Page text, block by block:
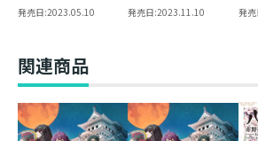
免なので、閻魔大王
の神気で無双します
発売日:2023.05.10
ご免なので、閻魔大
王の神気で無双しま
発売日:2023.11.10
ご
王
き
発売
関連商品